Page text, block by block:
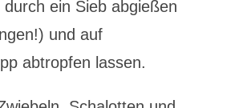
ein Sieb abgießen
und auf
abtropfen lassen.